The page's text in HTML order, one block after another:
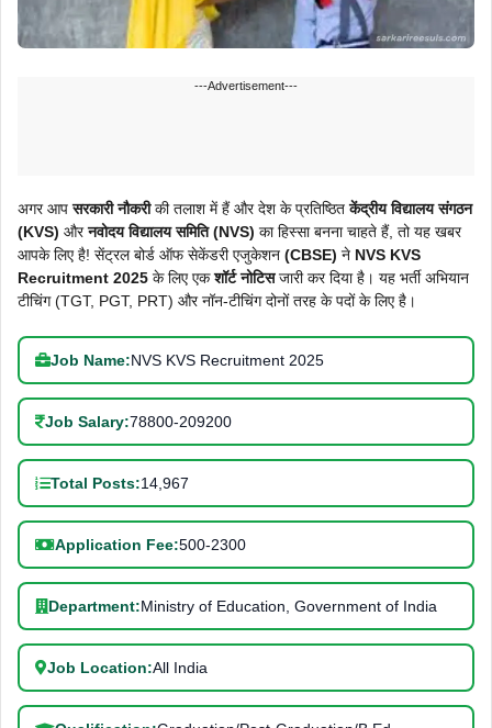
---Advertisement---
अगर आपसरकारी नौकरीकी तलाश में हैं और देश के प्रतिष्ठितकेंद्रीय विद्यालय संगठन
(KVS) औरनवोदय विद्यालय समिति (NVS) का हिस्सा बनना चाहते हैं, तो यह खबर
आपके लिए है! सेंट्रल बोर्ड ऑफ सेकेंडरी एजुकेशन (CBSE) ने NVS KVS
Recruitment 2025 के लिए एकशॉर्ट नोटिसजारी कर दिया है। यह भर्ती अभियान
टीचिंग (TGT, PGT, PRT) और नॉन-टीचिंग दोनों तरह के पदों के लिए है।
Job Name:NVS KVS Recruitment 2025
Job Salary:78800-209200
Total Posts:14,967
Application Fee:500-2300
Department:Ministry of Education, Government of India
Job Location:All India